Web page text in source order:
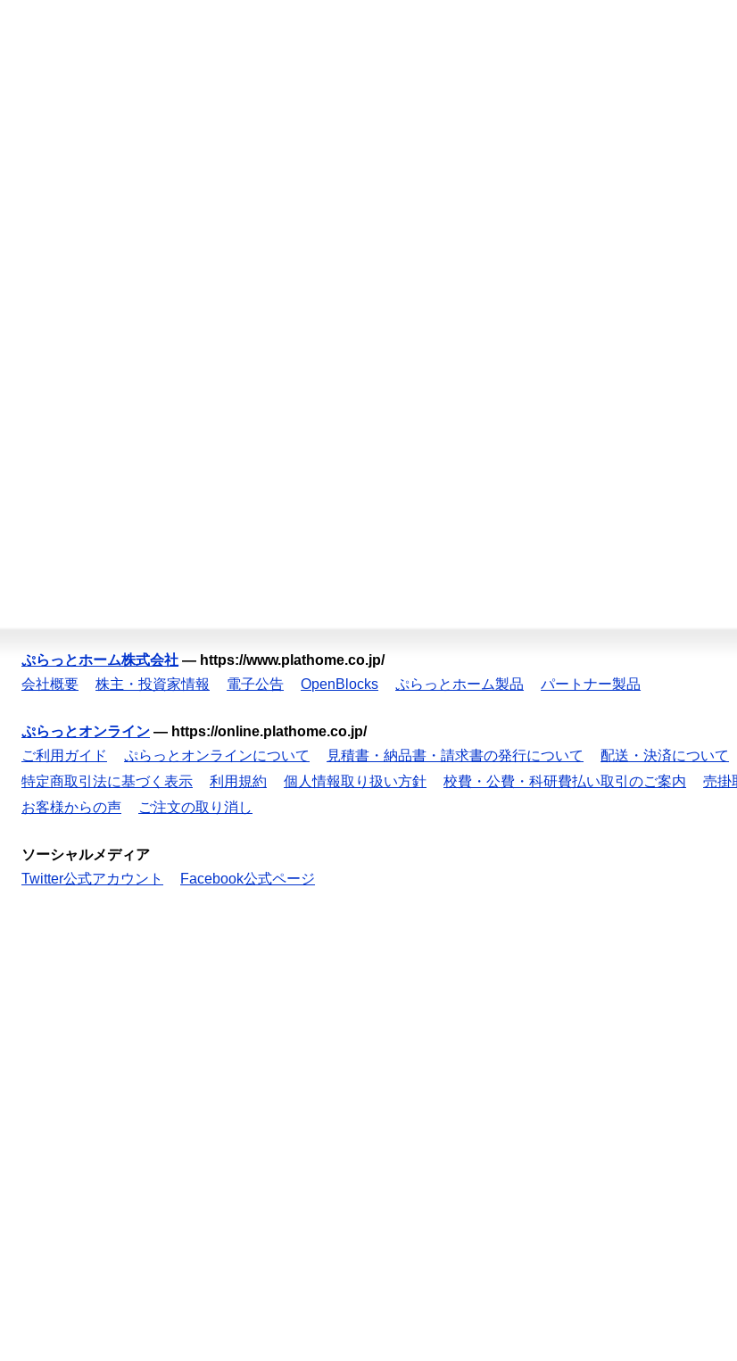
ぷらっとホーム株式会社 — https://www.plathome.co.jp/
会社概要
株主・投資家情報 電子公告 OpenBlocks ぷらっとホーム製品 パートナー製品
ぷらっとオンライン — https://online.plathome.co.jp/
ご利用ガイド
ぷらっとオンラインについて 見積書・納品書・請求書の発行について 配送・決済について
特定商取引法に基づく表示
利用規約 個人情報取り扱い方針 校費・公費・科研費払い取引のご案内 売掛
お客様からの声
ご注文の取り消し
ソーシャルメディア
Twitter公式アカウント
Facebook公式ページ